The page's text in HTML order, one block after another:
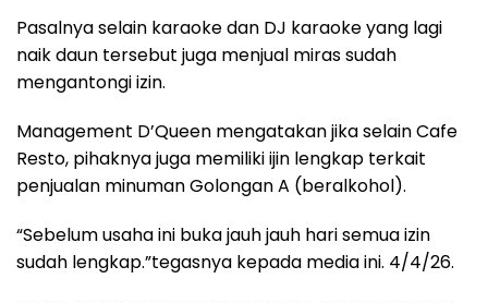
Pasalnya selain karaoke dan DJ karaoke yang lagi
naik daun tersebut juga menjual miras sudah
mengantongi izin.
Management D’Queen mengatakan jika selain Cafe
Resto, pihaknya juga memiliki ijin lengkap terkait
penjualan minuman Golongan A (beralkohol).
“Sebelum usaha ini buka jauh jauh hari semua izin
sudah lengkap.”tegasnya kepada media ini. 4/4/26.